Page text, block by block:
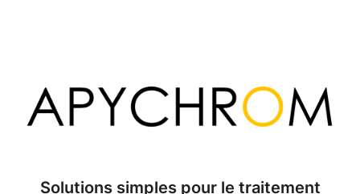
Solutions simples pour le traitement